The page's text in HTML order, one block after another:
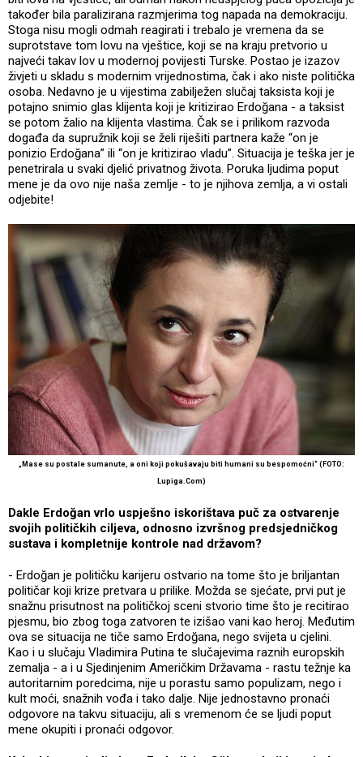
također bila paralizirana razmjerima tog napada na demokraciju.
Stoga nisu mogli odmah reagirati i trebalo je vremena da se
suprotstave tom lovu na vještice, koji se na kraju pretvorio u
najveći takav lov u modernoj povijesti Turske. Postao je izazov
živjeti u skladu s modernim vrijednostima, čak i ako niste politička
osoba. Nedavno je u vijestima zabilježen slučaj taksista koji je
potajno snimio glas klijenta koji je kritizirao Erdoğana - a taksist
se potom žalio na klijenta vlastima. Čak se i prilikom razvoda
događa da supružnik koji se želi riješiti partnera kaže “on je
ponizio Erdoğana” ili “on je kritizirao vladu”. Situacija je teška jer je
penetrirala u svaki djelić privatnog života. Poruka ljudima poput
mene je da ovo nije naša zemlje - to je njihova zemlja, a vi ostali
odjebite!
„Mase su postale sumanute, a oni koji pokušavaju biti humani su bespomoćni“ (FOTO:
Lupiga.Com)
Dakle Erdoğan vrlo uspješno iskorištava puč za ostvarenje
svojih političkih ciljeva, odnosno izvršnog predsjedničkog
sustava i kompletnije kontrole nad državom?
- Erdoğan je političku karijeru ostvario na tome što je briljantan
političar koji krize pretvara u prilike. Možda se sjećate, prvi put je
snažnu prisutnost na političkoj sceni stvorio time što je recitirao
pjesmu, bio zbog toga zatvoren te izišao vani kao heroj. Međutim
ova se situacija ne tiče samo Erdoğana, nego svijeta u cjelini.
Kao i u slučaju Vladimira Putina te slučajevima raznih europskih
zemalja - a i u Sjedinjenim Američkim Državama - rastu težnje ka
autoritarnim poredcima, nije u porastu samo populizam, nego i
kult moći, snažnih vođa i tako dalje. Nije jednostavno pronaći
odgovore na takvu situaciju, ali s vremenom će se ljudi poput
mene okupiti i pronaći odgovor.